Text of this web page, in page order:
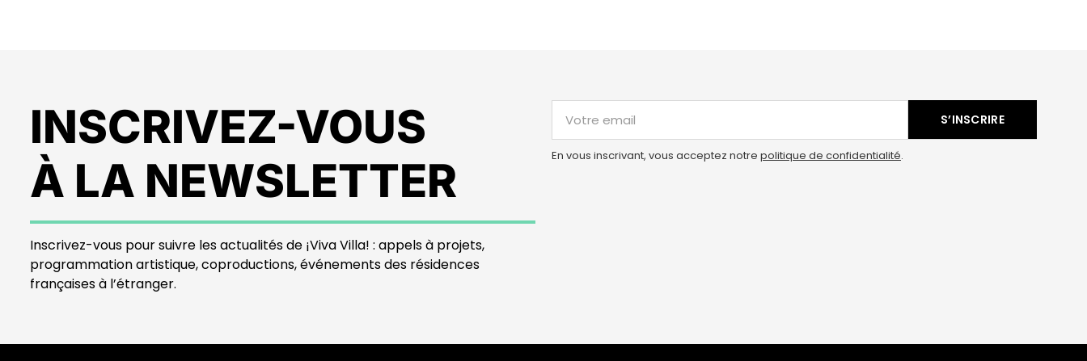
INSCRIVEZ-VOUS
À LA NEWSLETTER
Inscrivez-vous pour suivre les actualités de ¡Viva Villa! : appels à projets,
programmation artistique, coproductions, événements des résidences
françaises à l’étranger.
S’INSCRIRE
En vous inscrivant, vous acceptez notre politique de confidentialité.